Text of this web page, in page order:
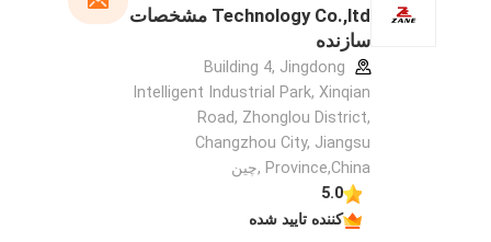
Technology Co.,ltd مشخصات
سازنده
Building 4, Jingdong
Intelligent Industrial Park, Xinqian
Road, Zhonglou District,
Changzhou City, Jiangsu
Province,China ,چین
5.0
کننده تایید شده